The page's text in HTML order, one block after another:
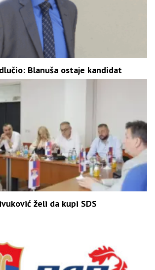
Blanuša ostaje kandidat
želi da kupi SDS